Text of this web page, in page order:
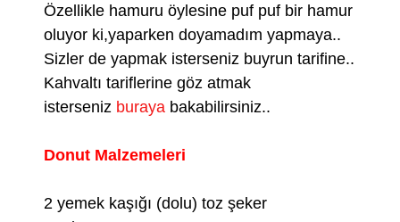
Özellikle hamuru öylesine puf puf bir hamur
oluyor ki,yaparken doyamadım yapmaya..
Sizler de yapmak isterseniz buyrun tarifine..
Kahvaltı tariflerine göz atmak
isterseniz buraya bakabilirsiniz..
Donut Malzemeleri
2 yemek kaşığı (dolu) toz şeker